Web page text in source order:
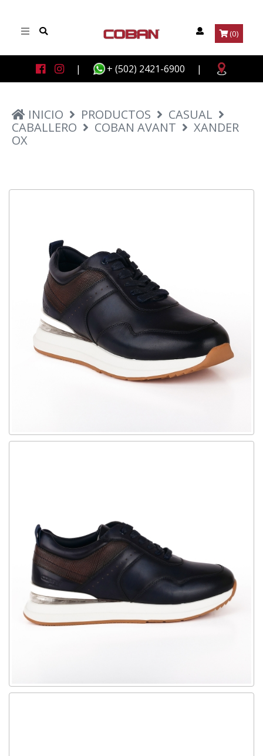
(0)
| + (502) 2421-6900 |
INICIO PRODUCTOS
CASUAL
CABALLERO
COBAN AVANT
XANDER
OX